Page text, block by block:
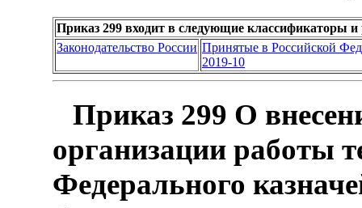
Приказ 299 входит в следующие классификаторы и
Законодательство России Принятые в Российской
2019-10
Приказ 299 О
организации работы
Федерального